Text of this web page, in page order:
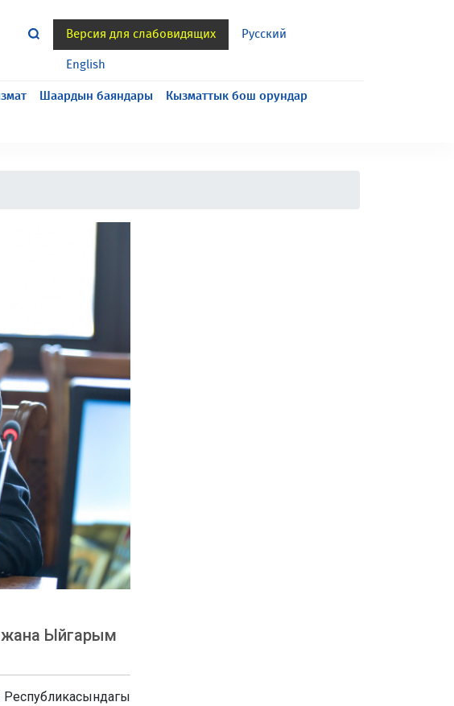
Версия для слабовидящих Русский
English
Шаардын баяндары Кызматтык бош орундар
жана Ыйгарым